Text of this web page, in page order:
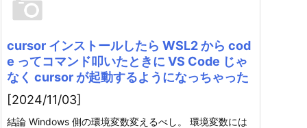
cursor インストールしたら WSL2 から cod
e ってコマンド叩いたときに VS Code じゃ
なく cursor が起動するようになっちゃった
[2024/11/03]
結論 Windows 側の環境変数変えるべし。 環境変数には